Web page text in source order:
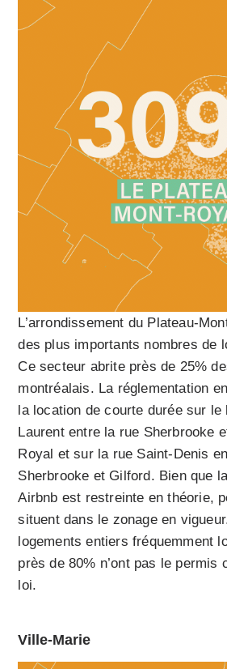
L’arrondissement du Plateau-
des plus importants nombres de
Ce secteur abrite près de 25%
montréalais. La réglementation
la location de courte durée sur le
Laurent entre la rue Sherbrooke
Royal et sur la rue Saint-Denis
Sherbrooke et Gilford. Bien que
Airbnb est restreinte en théorie,
situent dans le zonage en
logements entiers fréquemment
près de 80% n’ont pas le permis
loi.
Ville-Marie